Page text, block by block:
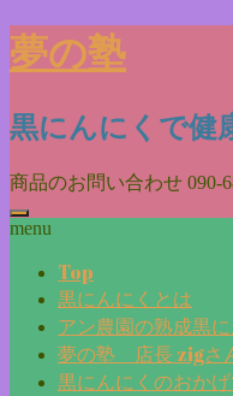
Skip
to
content
夢の塾
黒にんにくで健
商品のお問い合わせ 090-
menu
Top
黒にんにくとは
アン農園の熟成黒に
夢の塾 店長 zigさ
黒にんにくのおか